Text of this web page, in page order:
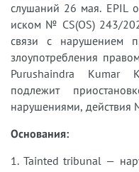
слушаний 26 мая. EPIL
иском № CS(OS) 243/
связи с нарушением
злоупотребления
Purushaindra Kumar
подлежит
нарушениями, действия
Основания:
1. Tainted tribunal —